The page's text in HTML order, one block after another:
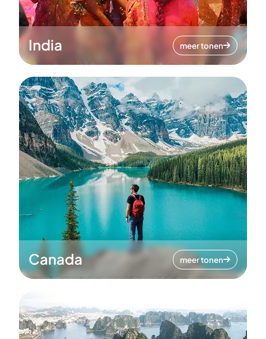
India meer tonen
Canada meer tonen